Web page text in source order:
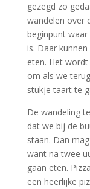
gezegd zo
wandelen over
beginpunt
is. Daar
eten. Het
om als we
stukje taart te
De wandeling
dat we bij de
staan. Dan
want na twee
gaan eten.
een heerlijke